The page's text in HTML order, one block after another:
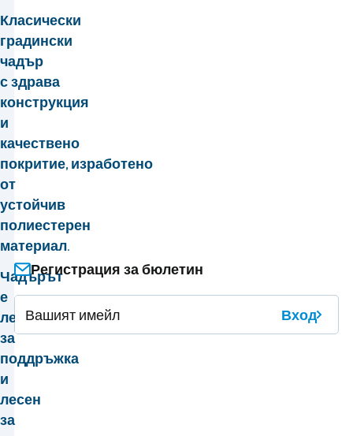
Класически
градински
чадър
сздрава
конструкция
и
качествено
покритие, изработено
от
устойчив
полиестерен
материал.
Чадърът
е
лесен
за
поддръжка
и
лесен
за
Регистрация за бюлетин
Вход